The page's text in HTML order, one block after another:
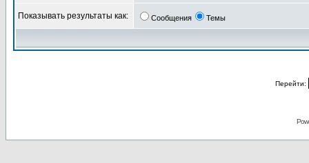
Показывать результаты как: Сообщения Темы
Перейти: